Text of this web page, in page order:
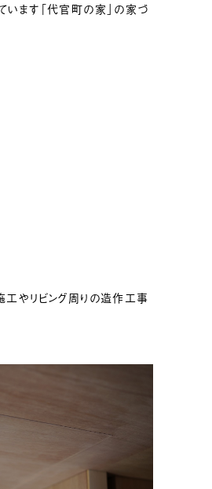
います「代官町の家」の家づ
工やリビング周りの造作工事